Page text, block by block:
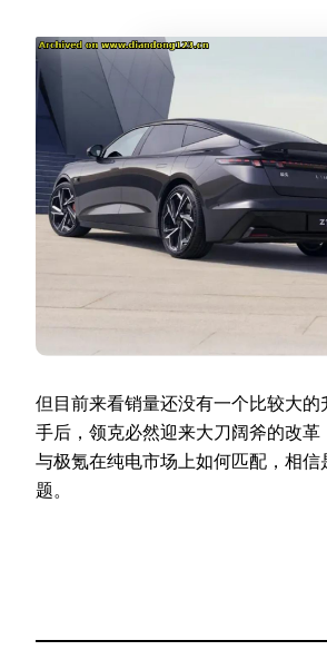
但目前来看销量还没有一个比较大
手后，领克必然迎来大刀阔斧的改革
与极氪在纯电市场上如何匹配，相信
题。